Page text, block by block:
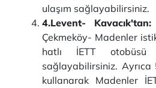
ulaşım sağlayabilirsiniz.
4.Levent- Kavacık'tan:
Çekmeköy- Madenler
hatlı İETT
sağlayabilirsiniz.
kullanarak Madenler